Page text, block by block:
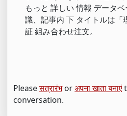
もっと 詳しい 情報 データ
識、記事内 下 タイトルは「
証 組み合わせ注文。
Pleaseसत्रारंभorअपना खाता बनाएं
conversation.